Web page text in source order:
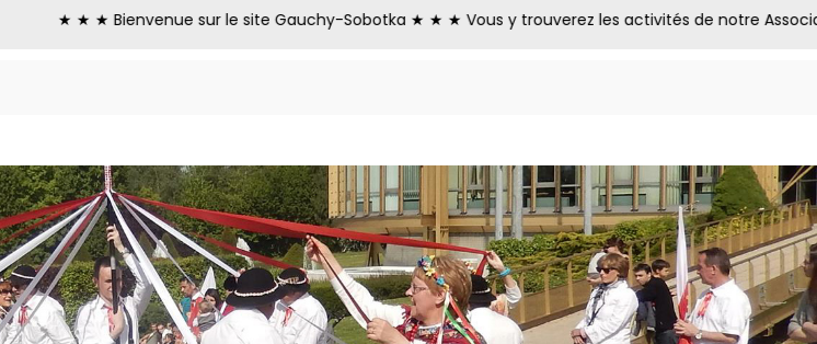
★ ★ ★ Bienvenue sur le site Gauchy-Sobotka ★ ★ ★ Vous y trouverez les activités de notre Association